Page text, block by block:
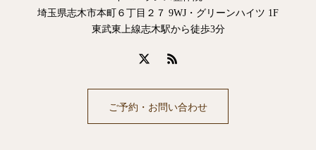
埼玉県志木市本町６丁目２７ 9WJ・グリーンハイツ 1F
東武東上線志木駅から徒歩3分
ご予約・お問い合わせ